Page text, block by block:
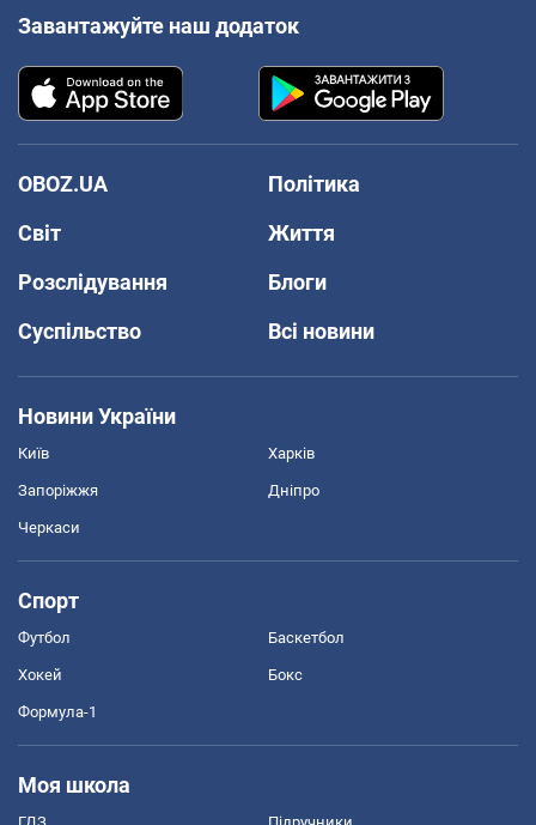
Завантажуйте наш додаток
OBOZ.UA
Політика
Світ
Життя
Розслідування
Блоги
Суспільство
Всі новини
Новини України
Київ Харків
Запоріжжя Дніпро
Черкаси
Спорт
Футбол Баскетбол
Хокей Бокс
Формула-1
Моя школа